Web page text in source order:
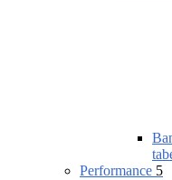
Performance 5